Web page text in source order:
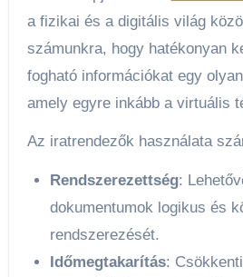
a fizikai és a digitális világ
számunkra, hogy hatékonyan
fogható információkat egy
amely egyre inkább a virtuális
Az iratrendezők használata
Rendszerezettség:
dokumentumok logikus és
rendszerezését.
Időmegtakarítás: